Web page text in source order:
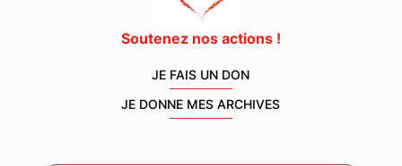
Soutenez nos actions !
JE FAIS UN DON
JE DONNE MES ARCHIVES